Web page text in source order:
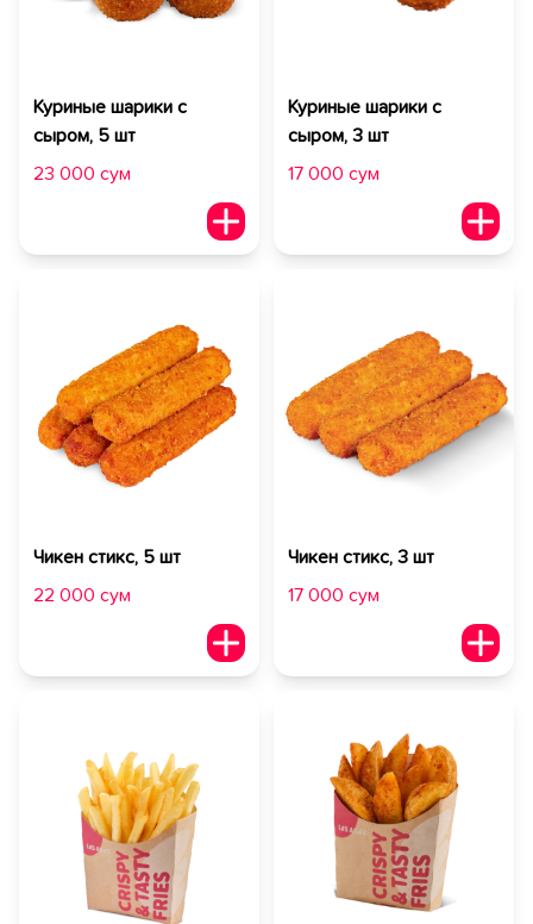
Куриные шарики с
сыром, 5 шт
23 000 сум
Куриные шарики с
сыром, 3 шт
17 000 сум
Чикен стикс, 5 шт
22 000 сум
Чикен стикс, 3 шт
17 000 сум